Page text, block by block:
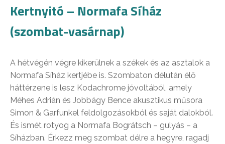
Kertnyitó – Normafa Síház
(szombat-vasárnap)
A hétvégén végre kikerülnek a székek és az asztalok a
Normafa Síház kertjébe is. Szombaton délután élő
háttérzene is lesz Kodachrome jóvoltából, amely
Méhes Adrián és Jobbágy Bence akusztikus műsora
Simon & Garfunkel feldolgozásokból és saját dalokból.
És ismét rotyog a Normafa Bográtsch – gulyás – a
Síházban. Érkezz meg szombat délre a hegyre, ragadj